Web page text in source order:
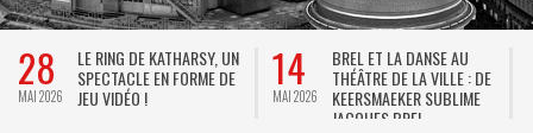
28
MAI 2026
LE RING DE KATHARSY, UN
SPECTACLE EN FORME DE
JEU VIDÉO !
14
MAI 2026
BREL ET LA DANSE AU
THÉÂTRE DE LA VILLE : DE
KEERSMAEKER SUBLIME
JACQUES BREL